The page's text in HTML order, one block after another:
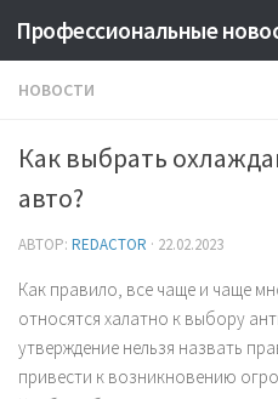
Профессиональные
НОВОСТИ
Как выбрать
авто?
АВТОР: REDACTOR · 22.02.2023
Как правило, все чаще и чаще
относятся халатно к выбору
утверждение нельзя назвать
привести к возникновению